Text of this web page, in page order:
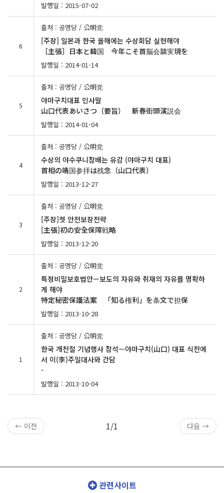
발행일 : 2015-07-02
6
출처 : 공명당 / 公明党
[주장] 일본과 한국 올해에는 수상회담 실현해야
［主張］日本と韓国 今年こそ首脳会談実現を
발행일 : 2014-01-14
5
출처 : 공명당 / 公明党
야마구치대표 인사말
山口代表あいさつ（要旨） 新春街頭演説会
발행일 : 2014-01-04
4
출처 : 공명당 / 公明党
수상의 야수쿠니참배는 유감 (야마구치 대표)
首相の靖国参拝は残念（山口代表）
발행일 : 2013-12-27
3
출처 : 공명당 / 公明党
[주장]첫 안전보장전략
[主張]初の安全保障戦略
발행일 : 2013-12-20
2
출처 : 공명당 / 公明党
특정비밀보호법안—보도의 자유와 취재의 자유를 명확하
게 해야
特定秘密保護法案 「知る権利」を条文で担保
발행일 : 2013-10-28
1
출처 : 공명당 / 公明党
한국 개천절 기념행사 참석—야마구치(山口) 대표 식전에
서 이(李)주일대사와 간담
-
발행일 : 2013-10-04
← 이전 1/1 다음 →
관련사이트